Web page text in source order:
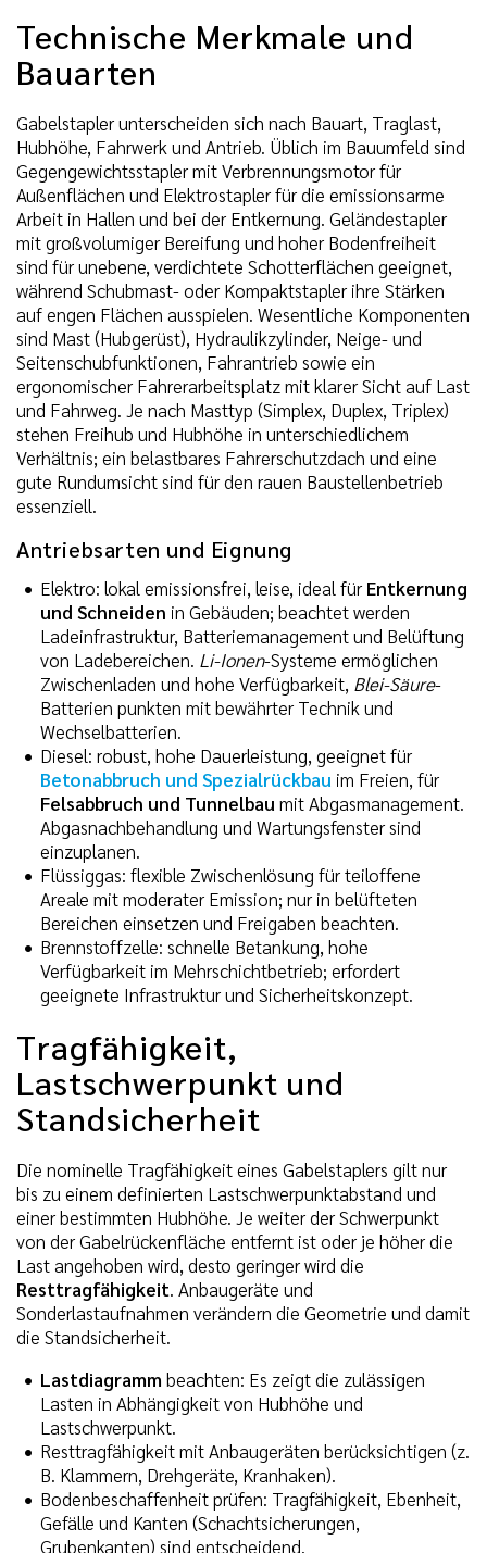
Technische Merkmale und
Bauarten
Gabelstapler unterscheiden sich nach Bauart, Traglast,
Hubhöhe, Fahrwerk und Antrieb. Üblich im Bauumfeld sind
Gegengewichtsstapler mit Verbrennungsmotor für
Außenflächen und Elektrostapler für die emissionsarme
Arbeit in Hallen und bei der Entkernung. Geländestapler
mit großvolumiger Bereifung und hoher Bodenfreiheit
sind für unebene, verdichtete Schotterflächen geeignet,
während Schubmast- oder Kompaktstapler ihre Stärken
auf engen Flächen ausspielen. Wesentliche Komponenten
sind Mast (Hubgerüst), Hydraulikzylinder, Neige- und
Seitenschubfunktionen, Fahrantrieb sowie ein
ergonomischer Fahrerarbeitsplatz mit klarer Sicht auf Last
und Fahrweg. Je nach Masttyp (Simplex, Duplex, Triplex)
stehen Freihub und Hubhöhe in unterschiedlichem
Verhältnis; ein belastbares Fahrerschutzdach und eine
gute Rundumsicht sind für den rauen Baustellenbetrieb
essenziell.
Antriebsarten und Eignung
Elektro: lokal emissionsfrei, leise, ideal für Entkernung
und Schneiden in Gebäuden; beachtet werden
Ladeinfrastruktur, Batteriemanagement und Belüftung
von Ladebereichen. Li-Ionen-Systeme ermöglichen
Zwischenladen und hohe Verfügbarkeit, Blei-Säure-
Batterien punkten mit bewährter Technik und
Wechselbatterien.
Diesel: robust, hohe Dauerleistung, geeignet für
Betonabbruch und Spezialrückbau im Freien, für
Felsabbruch und Tunnelbau mit Abgasmanagement.
Abgasnachbehandlung und Wartungsfenster sind
einzuplanen.
Flüssiggas: flexible Zwischenlösung für teiloffene
Areale mit moderater Emission; nur in belüfteten
Bereichen einsetzen und Freigaben beachten.
Brennstoffzelle: schnelle Betankung, hohe
Verfügbarkeit im Mehrschichtbetrieb; erfordert
geeignete Infrastruktur und Sicherheitskonzept.
Tragfähigkeit,
Lastschwerpunkt und
Standsicherheit
Die nominelle Tragfähigkeit eines Gabelstaplers gilt nur
bis zu einem definierten Lastschwerpunktabstand und
einer bestimmten Hubhöhe. Je weiter der Schwerpunkt
von der Gabelrückenfläche entfernt ist oder je höher die
Last angehoben wird, desto geringer wird die
Resttragfähigkeit. Anbaugeräte und
Sonderlastaufnahmen verändern die Geometrie und damit
die Standsicherheit.
Lastdiagramm beachten: Es zeigt die zulässigen
Lasten in Abhängigkeit von Hubhöhe und
Lastschwerpunkt.
Resttragfähigkeit mit Anbaugeräten berücksichtigen (z.
B. Klammern, Drehgeräte, Kranhaken).
Bodenbeschaffenheit prüfen: Tragfähigkeit, Ebenheit,
Gefälle und Kanten (Schachtsicherungen,
Grubenkanten) sind entscheidend.